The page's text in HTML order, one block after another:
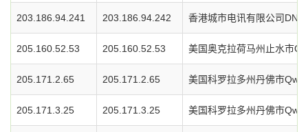
203.186.94.241 203.186.94.242 香港城市电讯有限公司DNS
205.160.52.53 205.160.52.53 美国奥克拉荷马州止水市
205.171.2.65 205.171.2.65 美国科罗拉多州丹佛市
205.171.3.25 205.171.3.25 美国科罗拉多州丹佛市